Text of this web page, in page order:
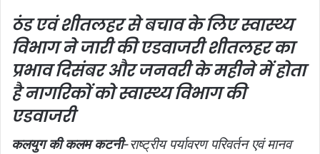
e
m
i
l
ठंड एवं शीतलहर से बचाव के लिए स्वास्थ्य
विभाग ने जारी की एडवाजरी शीतलहर का
प्रभाव दिसंबर और जनवरी के महीने में होता
है नागरिकों को स्वास्थ्य विभाग की
एडवाजरी
कलयुग की कलम कटनी-राष्ट्रीय पर्यावरण परिवर्तन एवं मानव